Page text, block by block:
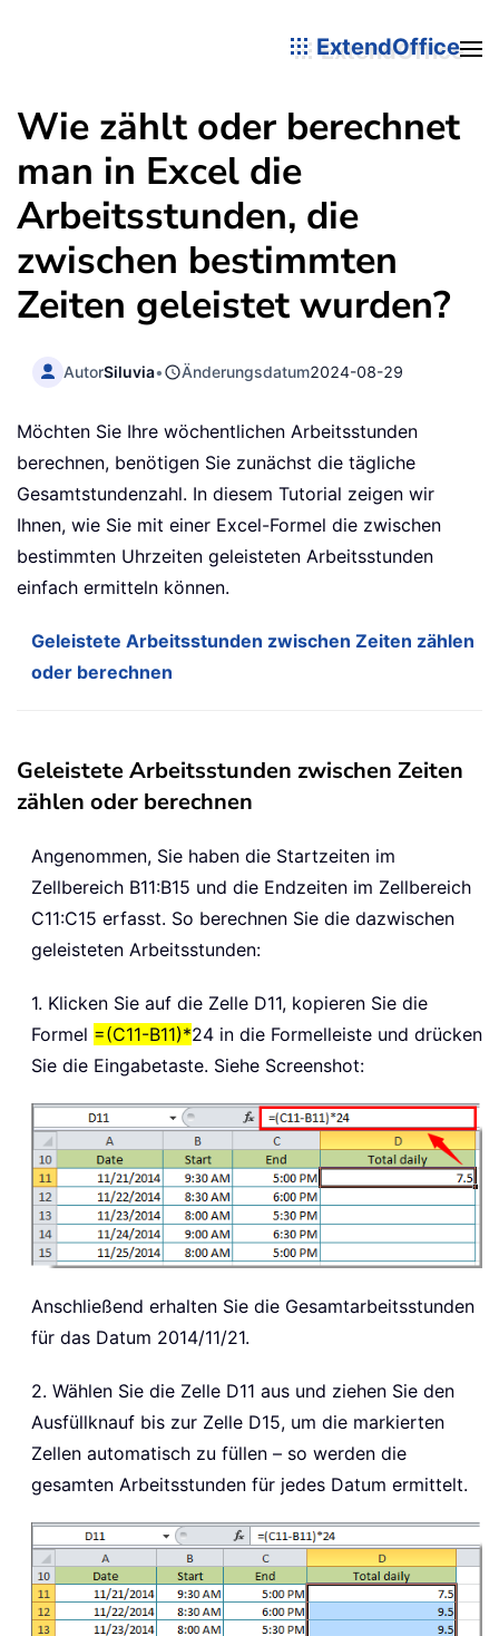
ExtendOffice
Wie zählt oder berechnet
man in Excel die
Arbeitsstunden, die
zwischen bestimmten
Zeiten geleistet wurden?
AutorSiluvia• Änderungsdatum2024-08-29
Möchten Sie Ihre wöchentlichen Arbeitsstunden
berechnen, benötigen Sie zunächst die tägliche
Gesamtstundenzahl. In diesem Tutorial zeigen wir
Ihnen, wie Sie mit einer Excel-Formel die zwischen
bestimmten Uhrzeiten geleisteten Arbeitsstunden
einfach ermitteln können.
Geleistete Arbeitsstunden zwischen Zeiten zählen
oder berechnen
Geleistete Arbeitsstunden zwischen Zeiten
zählen oder berechnen
Angenommen, Sie haben die Startzeiten im
Zellbereich B11:B15 und die Endzeiten im Zellbereich
C11:C15 erfasst. So berechnen Sie die dazwischen
geleisteten Arbeitsstunden:
1. Klicken Sie auf die Zelle D11, kopieren Sie die
Formel =(C11-B11)*24 in die Formelleiste und drücken
Sie die Eingabetaste. Siehe Screenshot:
Anschließend erhalten Sie die Gesamtarbeitsstunden
für das Datum 2014/11/21.
2. Wählen Sie die Zelle D11 aus und ziehen Sie den
Ausfüllknauf bis zur Zelle D15, um die markierten
Zellen automatisch zu füllen – so werden die
gesamten Arbeitsstunden für jedes Datum ermittelt.